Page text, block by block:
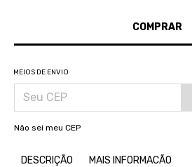
MEIOS DE ENVIO
Não sei meu CEP
DESCRIÇÃO MAIS INFORMACÃO